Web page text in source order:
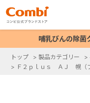
哺乳びんの除
トップ > 製品カテゴリー >
> Ｆ２ｐｌｕｓ ＡＪ 幌（フ